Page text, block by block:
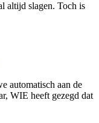
altijd slagen. Toch is
automatisch aan de
WIE heeft gezegd dat